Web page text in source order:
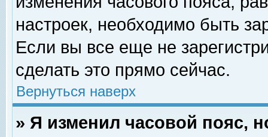
настроек, необходимо быть
Если вы все еще не
сделать это прямо сейчас.
Вернуться наверх
» Я изменил часовой пояс,